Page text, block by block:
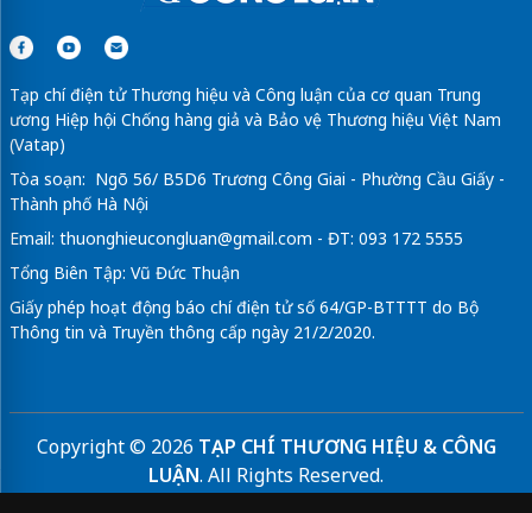
Tạp chí điện tử Thương hiệu và Công luận của cơ quan Trung
ương Hiệp hội Chống hàng giả và Bảo vệ Thương hiệu Việt Nam
(Vatap)
Tòa soạn: Ngõ 56/ B5D6 Trương Công Giai - Phường Cầu Giấy -
Thành phố Hà Nội
Email: thuonghieucongluan@gmail.com - ĐT: 093 172 5555
Tổng Biên Tập: Vũ Đức Thuận
Giấy phép hoạt động báo chí điện tử số 64/GP-BTTTT do Bộ
Thông tin và Truyền thông cấp ngày 21/2/2020.
Copyright © 2026 TẠP CHÍ THƯƠNG HIỆU & CÔNG
LUẬN. All Rights Reserved.